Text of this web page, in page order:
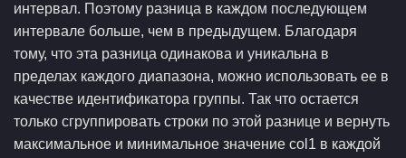
интервал. Поэтому разница в каждом последующем
интервале больше, чем в предыдущем. Благодаря
тому, что эта разница одинакова и уникальна в
пределах каждого диапазона, можно использовать ее в
качестве идентификатора группы. Так что остается
только сгруппировать строки по этой разнице и вернуть
максимальное и минимальное значение col1 в каждой